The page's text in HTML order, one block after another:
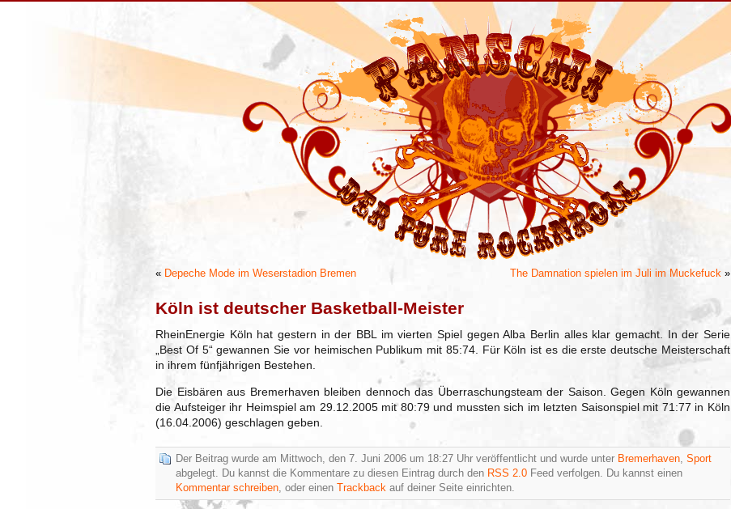
« Depeche Mode im Weserstadion Bremen The Damnation spielen im Juli im Muckefuck »
Köln ist deutscher Basketball-Meister
RheinEnergie Köln hat gestern in der BBL im vierten Spiel gegen Alba Berlin alles klar gemacht. In der Serie
„Best Of 5“ gewannen Sie vor heimischen Publikum mit 85:74. Für Köln ist es die erste deutsche Meisterschaft
in ihrem fünfjährigen Bestehen.
Die Eisbären aus Bremerhaven bleiben dennoch das Überraschungsteam der Saison. Gegen Köln gewannen
die Aufsteiger ihr Heimspiel am 29.12.2005 mit 80:79 und mussten sich im letzten Saisonspiel mit 71:77 in Köln
(16.04.2006) geschlagen geben.
Der Beitrag wurde am Mittwoch, den 7. Juni 2006 um 18:27 Uhr veröffentlicht und wurde unter Bremerhaven, Sport
abgelegt. Du kannst die Kommentare zu diesen Eintrag durch den RSS 2.0 Feed verfolgen. Du kannst einen
Kommentar schreiben, oder einen Trackback auf deiner Seite einrichten.